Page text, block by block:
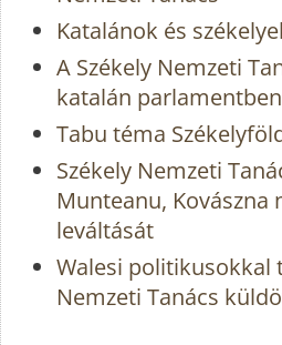
Katalánok és
A Székely Nemzeti
katalán parlamentben
Tabu téma
Székely Nemzeti
Munteanu, Kovászna
leváltását
Walesi politikusokkal
Nemzeti Tanács